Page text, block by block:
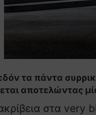
τα πάντα
αποτελώντας
στα very